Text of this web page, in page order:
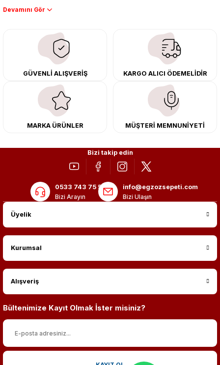
Performans artışı isteyen sürücüler için özel performans egzozları ve
çıkma orijinal ürünler ile yenileyebilir, body kit uygulamalarıyla aracınızın
tasarımını ve aerodinamisini üst seviyeye taşıyabilirsiniz.
Tüm ürünlerimiz orijinal, dayanıklı ve uzun ömürlüdür. İstanbul’daki montaj
merkezimizde profesyonel montaj yapıyor, Türkiye’nin her yerine güvenli
kargo ile teslimat gerçekleştiriyoruz. Aracınıza değer katmak için doğru
adres: Egzoz Sepeti.
GÜVENLİ ALIŞVERİŞ KARGO ALICI ÖDEMELİDİR
MARKA ÜRÜNLER MÜŞTERİ MEMNUNİYETİ
Bizi takip edin
0533 743 75 56
Bizi Arayın
info@egzozsepeti.com
Bizi Ulaşın
Üyelik
Kurumsal
Alışveriş
Bültenimize Kayıt Olmak İster misiniz?